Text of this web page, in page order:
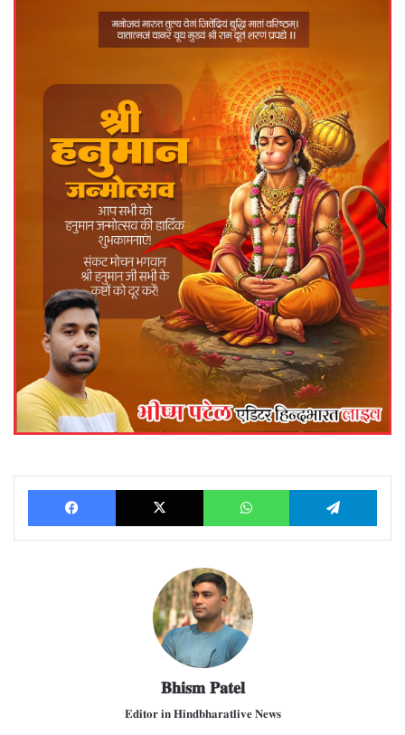
Facebook X WhatsApp
𝐁𝐡𝐢𝐬𝐦 𝐏𝐚𝐭𝐞𝐥
𝐄𝐝𝐢𝐭𝐨𝐫 𝐢𝐧 𝐇𝐢𝐧𝐝𝐛𝐡𝐚𝐫𝐚𝐭𝐥𝐢𝐯𝐞 𝐍𝐞𝐰𝐬